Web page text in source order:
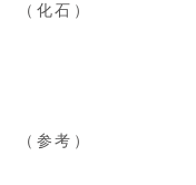
（化石）
（参考）